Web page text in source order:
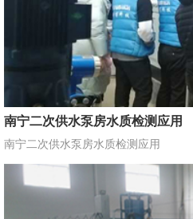
南宁二次供水泵房水质检测应用
南宁二次供水泵房水质检测应用